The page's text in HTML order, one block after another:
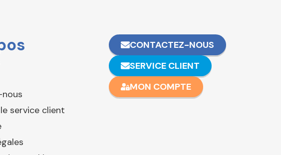
service client
CONTACTEZ-NOUS
SERVICE CLIENT
MON COMPTE